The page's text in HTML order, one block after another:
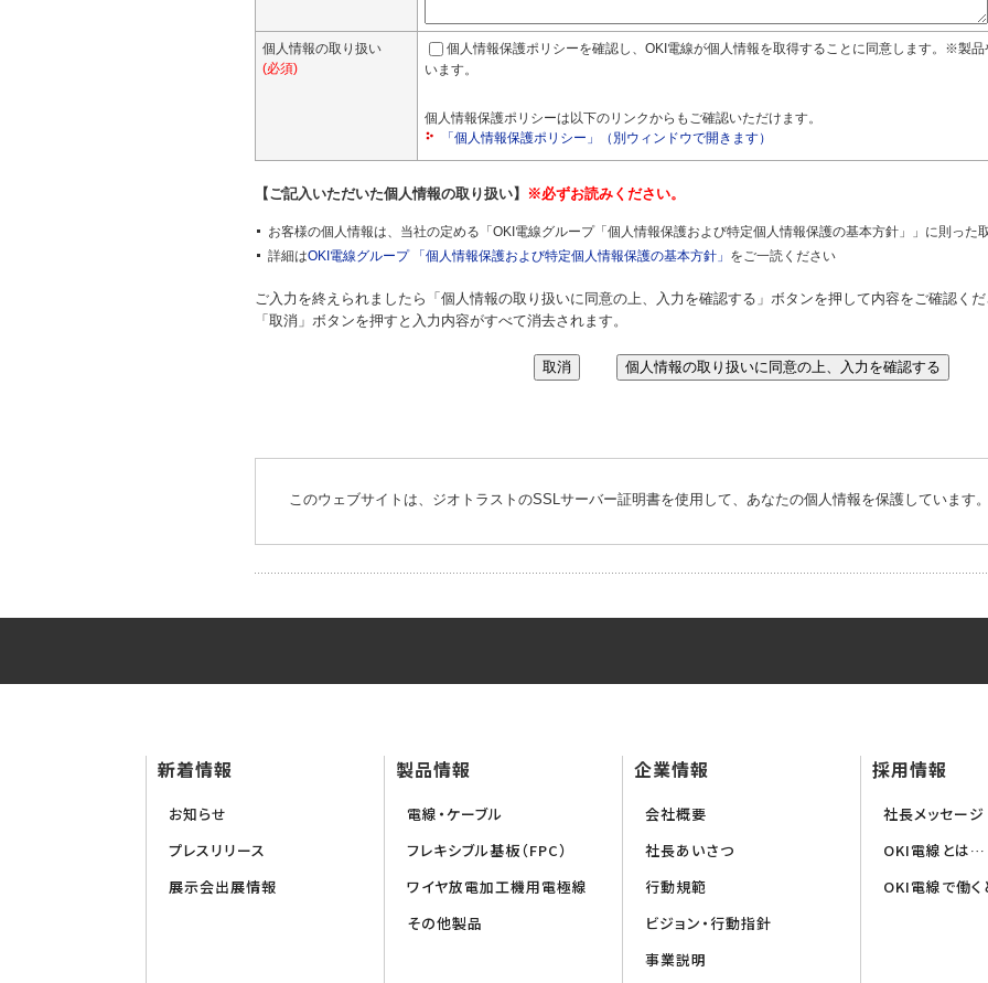
個人情報の取り扱い
(必須)
個人情報保護ポリシーを確認し、OKI電線が個人情報を取得することに同意します。※製
います。
個人情報保護ポリシーは以下のリンクからもご確認いただけます。
「個人情報保護ポリシー」（別ウィンドウで開きます）
【ご記入いただいた個人情報の取り扱い】 ※必ずお読みください。
お客様の個人情報は、当社の定める「OKI電線グループ「個人情報保護および特定個人情報保護の基本方針」」に則った
詳細はOKI電線グループ 「個人情報保護および特定個人情報保護の基本方針」 をご一読ください
ご入力を終えられましたら「個人情報の取り扱いに同意の上、入力を確認する」ボタンを押して内容をご確認く
「取消」ボタンを押すと入力内容がすべて消去されます。
このウェブサイトは、ジオトラストのSSLサーバー証明書を使用して、あなたの個人情報を保護しています
新着情報
お知らせ
プレスリリース
展示会出展情報
製品情報
電線・ケーブル
フレキシブル基板（FPC）
ワイヤ放電加工機用電極線
その他製品
企業情報
会社概要
社長あいさつ
行動規範
ビジョン・行動指針
事業説明
採用情報
社長メッセージ
OKI電線とは…
OKI電線で働く